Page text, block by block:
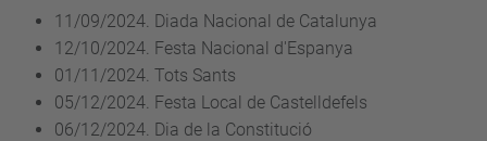
11/09/2024. Diada Nacional de Catalunya
12/10/2024. Festa Nacional d'Espanya
01/11/2024. Tots Sants
05/12/2024. Festa Local de Castelldefels
06/12/2024. Dia de la Constitució